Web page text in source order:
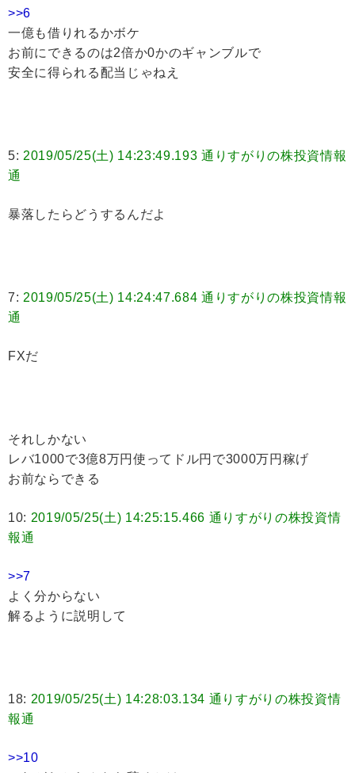
>>6
一億も借りれるかボケ
お前にできるのは2倍か0かのギャンブルで
安全に得られる配当じゃねえ
5: 2019/05/25(土) 14:23:49.193 通りすがりの株投資情報
通
暴落したらどうするんだよ
7: 2019/05/25(土) 14:24:47.684 通りすがりの株投資情報
通
FXだ
それしかない
レバ1000で3億8万円使ってドル円で3000万円稼げ
お前ならできる
10: 2019/05/25(土) 14:25:15.466 通りすがりの株投資情
報通
>>7
よく分からない
解るように説明して
18: 2019/05/25(土) 14:28:03.134 通りすがりの株投資情
報通
>>10